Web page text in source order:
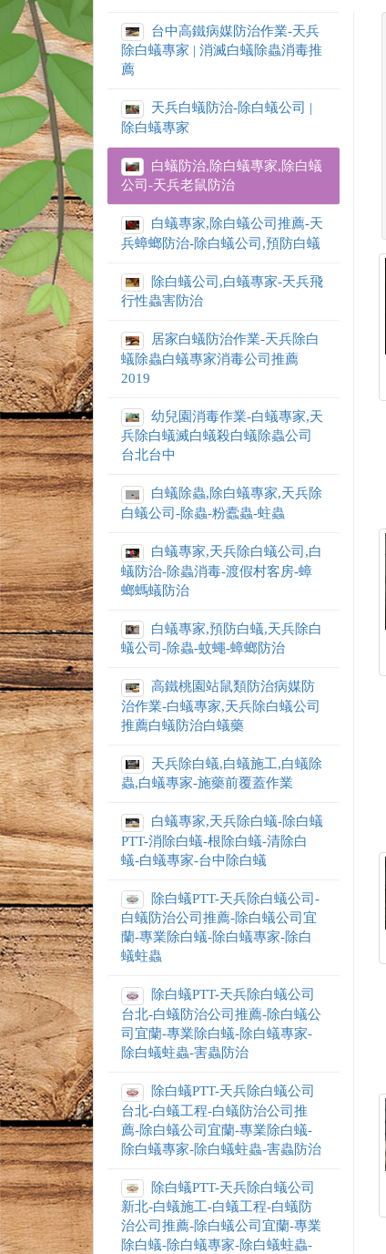
台中高鐵病媒防治作業-天兵
除白蟻專家 | 消滅白蟻除蟲消毒推
薦
天兵白蟻防治-除白蟻公司 |
除白蟻專家
白蟻防治,除白蟻專家,除白蟻
公司-天兵老鼠防治
白蟻專家,除白蟻公司推薦-天
兵蟑螂防治-除白蟻公司,預防白蟻
除白蟻公司,白蟻專家-天兵飛
行性蟲害防治
居家白蟻防治作業-天兵除白
蟻除蟲白蟻專家消毒公司推薦
2019
幼兒園消毒作業-白蟻專家,天
兵除白蟻滅白蟻殺白蟻除蟲公司
台北台中
白蟻除蟲,除白蟻專家,天兵除
白蟻公司-除蟲-粉蠹蟲-蛀蟲
白蟻專家,天兵除白蟻公司,白
蟻防治-除蟲消毒-渡假村客房-蟑
螂螞蟻防治
白蟻專家,預防白蟻,天兵除白
蟻公司-除蟲-蚊蠅-蟑螂防治
高鐵桃園站鼠類防治病媒防
治作業-白蟻專家,天兵除白蟻公司
推薦白蟻防治白蟻藥
天兵除白蟻,白蟻施工,白蟻除
蟲,白蟻專家-施藥前覆蓋作業
白蟻專家,天兵除白蟻-除白蟻
PTT-消除白蟻-根除白蟻-清除白
蟻-白蟻專家-台中除白蟻
除白蟻PTT-天兵除白蟻公司-
白蟻防治公司推薦-除白蟻公司宜
蘭-專業除白蟻-除白蟻專家-除白
蟻蛀蟲
除白蟻PTT-天兵除白蟻公司
台北-白蟻防治公司推薦-除白蟻公
司宜蘭-專業除白蟻-除白蟻專家-
除白蟻蛀蟲-害蟲防治
除白蟻PTT-天兵除白蟻公司
台北-白蟻工程-白蟻防治公司推
薦-除白蟻公司宜蘭-專業除白蟻-
除白蟻專家-除白蟻蛀蟲-害蟲防治
除白蟻PTT-天兵除白蟻公司
新北-白蟻施工-白蟻工程-白蟻防
治公司推薦-除白蟻公司宜蘭-專業
除白蟻-除白蟻專家-除白蟻蛀蟲-